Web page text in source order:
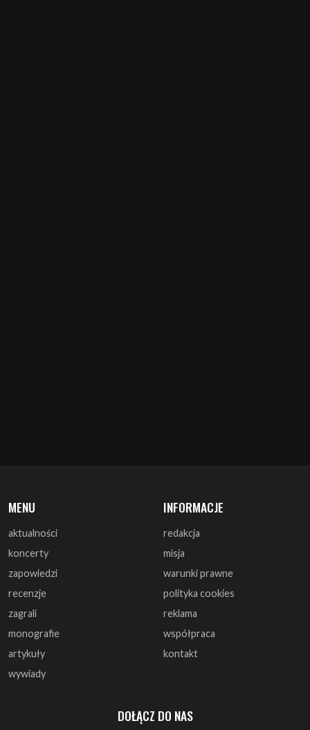
MENU
aktualności
koncerty
zapowiedzi
recenzje
zagrali
monografie
artykuły
wywiady
INFORMACJE
redakcja
misja
warunki prawne
polityka cookies
reklama
współpraca
kontakt
DOŁĄCZ DO NAS